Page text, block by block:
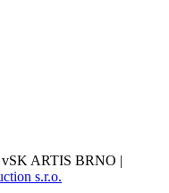
SK ARTIS BRNO |
s.r.o.